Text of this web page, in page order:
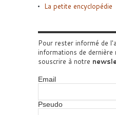
La petite encyclopédie
Pour rester informé de
informations de dernière
souscrire à notre
Email
Pseudo